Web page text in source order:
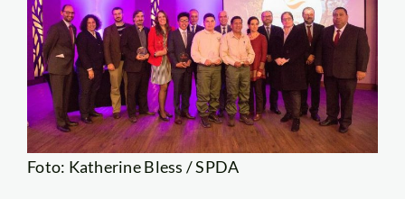
Foto: Katherine Bless / SPDA